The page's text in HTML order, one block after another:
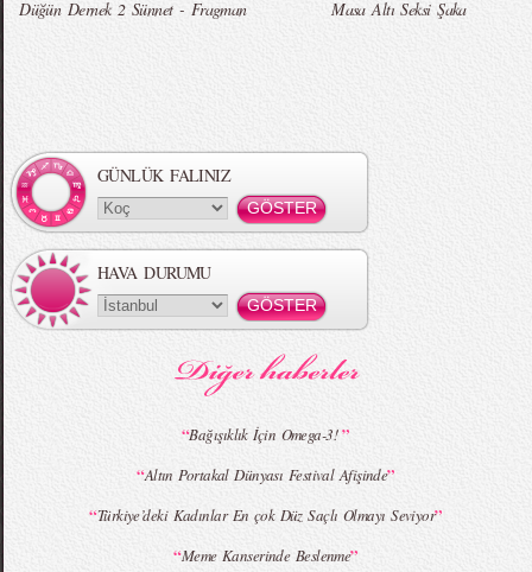
MBFWI - Gülçin Çengel 2015 Yaz
MBFWI - Zeynep Erdoğan 2015 Yaz
MBFWI - Giray Sepin 2015 Yaz Koleksiyonu MBFWI - Burçe Bekrek 2015 Yaz Koleksiyonu
Düğün Dernek 2 Sünnet - Fragman Masa Altı Seksi Şaka
GÜNLÜK FALINIZ
HAVA DURUMU
“Bağışıklık İçin Omega-3!”
“Altın Portakal Dünyası Festival Afişinde”
“Türkiye’deki Kadınlar En çok Düz Saçlı Olmayı Seviyor”
“Meme Kanserinde Beslenme”